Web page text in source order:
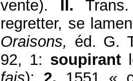
vente). II.
regretter, se
Oraisons, éd. G.
92, 1: soupirant